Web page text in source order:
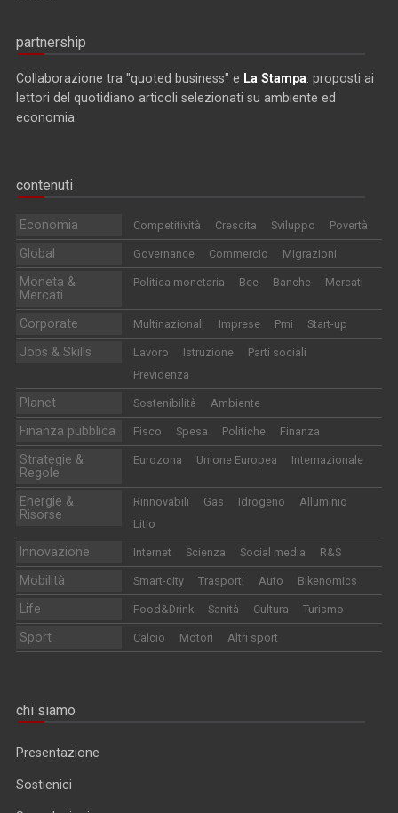
partnership
Collaborazione tra "quoted business" e La Stampa: proposti ai
lettori del quotidiano articoli selezionati su ambiente ed
economia.
contenuti
Economia Competitività Crescita Sviluppo Povertà
Global Governance Commercio Migrazioni
Moneta &
Mercati
Politica monetaria Bce Banche Mercati
Corporate Multinazionali Imprese Pmi Start-up
Jobs & Skills Lavoro Istruzione
Parti sociali
Previdenza
Planet Sostenibilità Ambiente
Finanza pubblica Fisco Spesa Politiche Finanza
Strategie &
Regole
Eurozona Unione Europea Internazionale
Energie &
Risorse
Rinnovabili Gas Idrogeno
Alluminio
Litio
Innovazione Internet Scienza Social media R&S
Mobilità Smart-city Trasporti Auto Bikenomics
Life Food&Drink Sanità Cultura Turismo
Sport Calcio Motori Altri sport
chi siamo
Presentazione
Sostienici